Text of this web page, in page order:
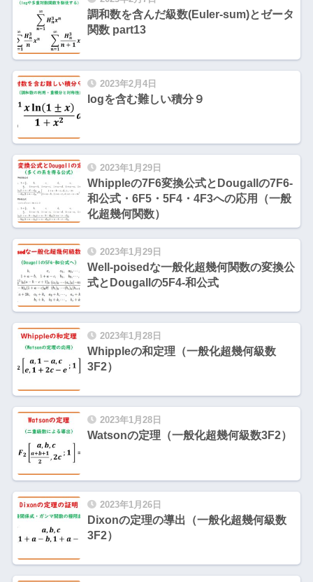
調和数を含んだ級数(Euler-sum)とゼータ
関数 part13
2023年2月4日
logを含む難しい積分９
2023年1月29日
Whippleの7F6変換公式とDougallの7F6-
和公式・6F5・5F4・4F3への応用（一般
化超幾何関数）
2023年1月29日
Well-poisedな一般化超幾何関数の変換公
式とDougallの5F4-和公式
2023年1月28日
Whippleの和定理（一般化超幾何級数
3F2）
2023年1月28日
Watsonの定理（一般化超幾何級数3F2）
2023年1月26日
Dixonの定理の導出（一般化超幾何級数
3F2）